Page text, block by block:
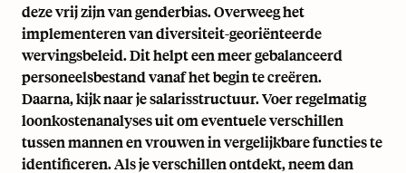
deze vrij zijn van genderbias. Overweeg het
implementeren van diversiteit-georiënteerde
wervingsbeleid. Dit helpt een meer gebalanceerd
personeelsbestand vanaf het begin te creëren.
Daarna, kijk naar je salarisstructuur. Voer regelmatig
loonkostenanalyses uit om eventuele verschillen
tussen mannen en vrouwen in vergelijkbare functies te
identificeren. Als je verschillen ontdekt, neem dan